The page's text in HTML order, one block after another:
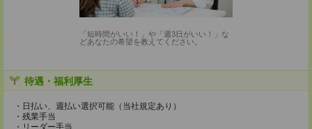
「短時間がいい！」や「週3日がいい！」な
どあなたの希望を教えてください。
待遇・福利厚生
・日払い、週払い選択可能（当社規定あり）
・残業手当
・リーダー手当